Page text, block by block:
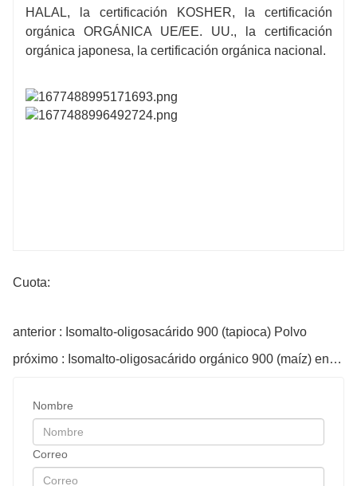
HALAL, la certificación KOSHER, la certificación
orgánica ORGÁNICA UE/EE. UU., la certificación
orgánica japonesa, la certificación orgánica nacional.
Cuota:
anterior : Isomalto-oligosacárido 900 (tapioca) Polvo
próximo : Isomalto-oligosacárido orgánico 900 (maíz) en polvo
Nombre
Correo